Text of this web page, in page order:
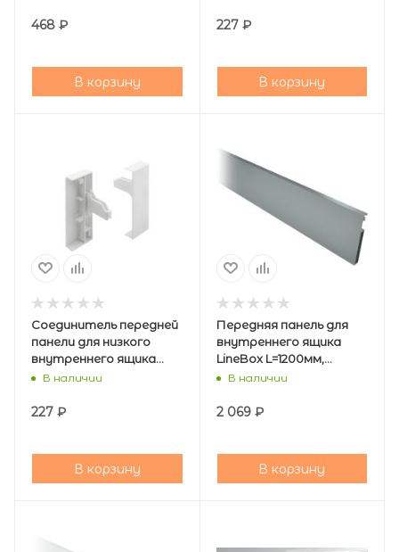
468 ₽
В корзину
227₽
В корзину
Соединитель передней
панели для низкого
внутреннего ящика
LineBox H=88, белый AQ
В наличии
227 ₽
В корзину
Передняя панель для
внутреннего ящика
LineBox L=1200мм,
графит AQ
В наличии
2 069₽
В корзину